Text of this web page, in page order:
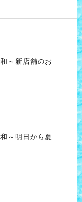
～新店舗のお
～明日から夏